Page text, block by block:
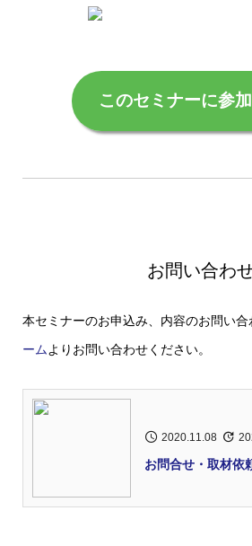
このセミナーに参加
お問い合わ
本セミナーのお申込み、内容のお問い合
ーム よりお問い合わせください。
2020.11.08
お問合せ・取材依